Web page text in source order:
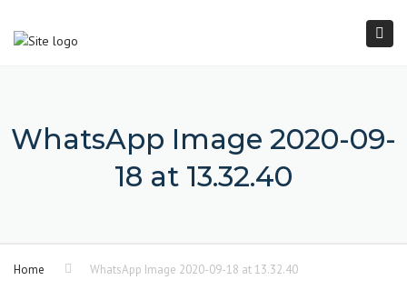
WhatsApp Image 2020-09-
18 at 13.32.40
Home WhatsApp Image 2020-09-18 at 13.32.40